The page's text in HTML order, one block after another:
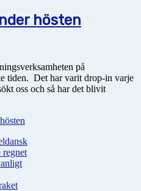
hösten
på
tiden. Det har varit drop-in varje
oss och så har det blivit
regnet